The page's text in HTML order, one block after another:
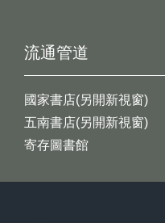
流通管道
國家書店(另開新視窗)
五南書店(另開新視窗)
寄存圖書館